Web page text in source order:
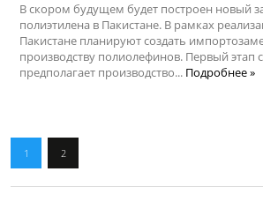
В скором будущем будет построен новый
полиэтилена в Пакистане. В рамках
Пакистане планируют создать
производству полиолефинов. Первый этап
предполагает производство... Подробнее »
1 2